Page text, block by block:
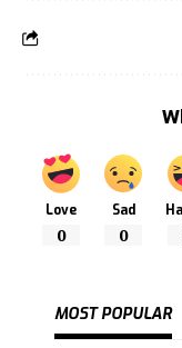
Love
0
Sad
0
MOST POPULAR